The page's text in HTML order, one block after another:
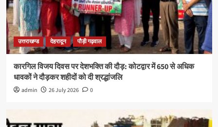
उत्तराखण्ड देहरादून पौड़ी गढ़वाल
कारगिल विजय दिवस पर देशभक्ति की दौड़: कोटद्वार में 650 से अधिक
धावकों ने दौड़कर शहीदों को दी श्रद्धांजलि
admin 26 July 2026 0